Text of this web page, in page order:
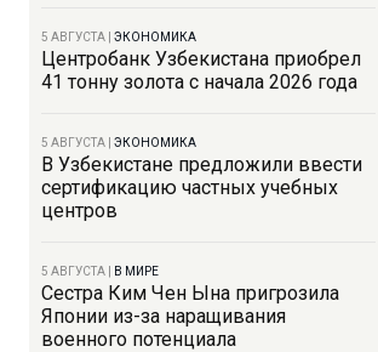
5 АВГУСТА ЭКОНОМИКА
Центробанк Узбекистана приобрел
41 тонну золота с начала 2026 года
5 АВГУСТА ЭКОНОМИКА
В Узбекистане предложили ввести
сертификацию частных учебных
центров
5 АВГУСТА В МИРЕ
Сестра Ким Чен Ына пригрозила
Японии из-за наращивания
военного потенциала